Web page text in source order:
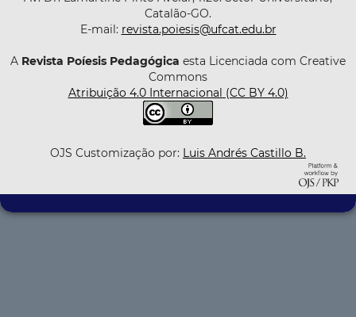
Catalão-GO.
E-mail: revista.poiesis@ufcat.edu.br
A Revista Poíesis Pedagógica esta Licenciada com Creative
Commons
Atribuição 4.0 Internacional (CC BY 4.0)
OJS Customização por: Luis Andrés Castillo B.